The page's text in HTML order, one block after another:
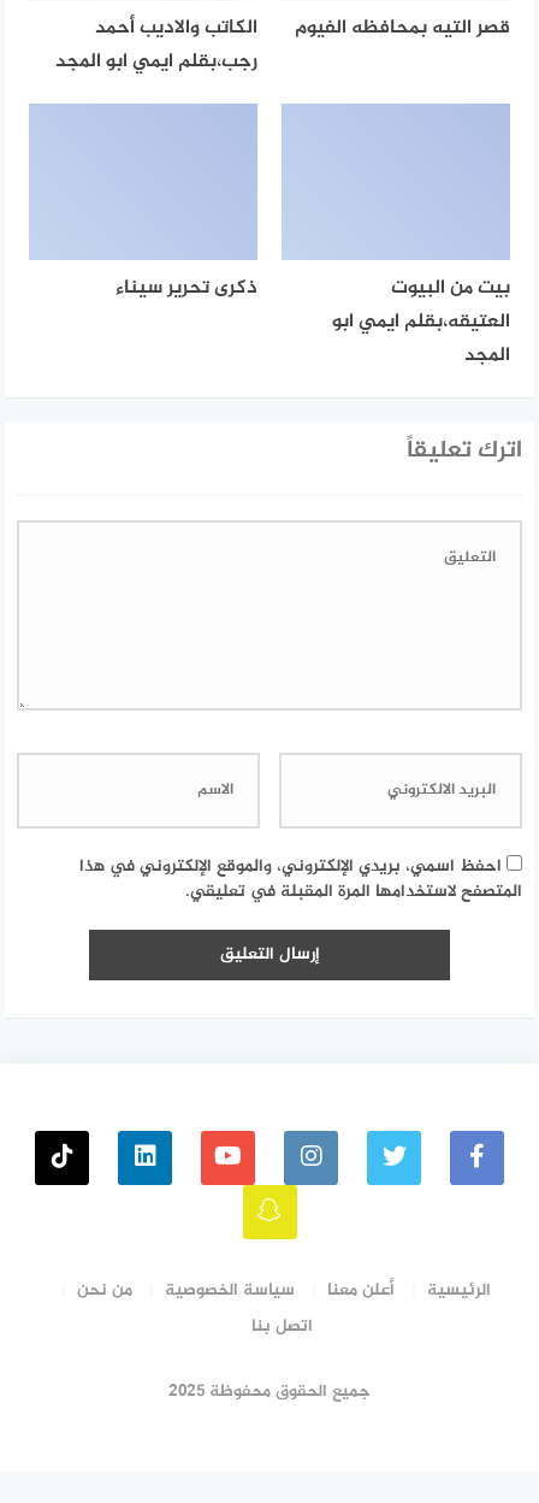
قصر التيه بمحافظه الفيوم
الكاتب والاديب أحمد
رجب،بقلم ايمي ابو المجد
بيت من البيوت
العتيقه،بقلم ايمي ابو
المجد
ذكرى تحرير سيناء
اترك تعليقاً
احفظ اسمي، بريدي الإلكتروني، والموقع الإلكتروني في هذا
المتصفح لاستخدامها المرة المقبلة في تعليقي.
الرئيسية أعلن معنا سياسة الخصوصية
من نحن
اتصل بنا
جميع الحقوق محفوظة ٢٠٢٥